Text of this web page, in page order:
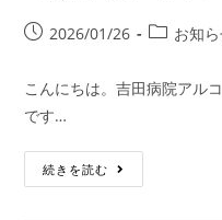
2026/01/26 お知
こんにちは。吉田病院アル
です…
続きを読む